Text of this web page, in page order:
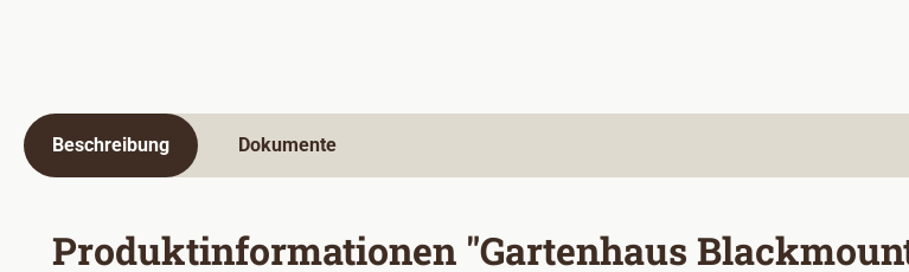
Beschreibung Dokumente
Produktinformationen "Gartenhaus